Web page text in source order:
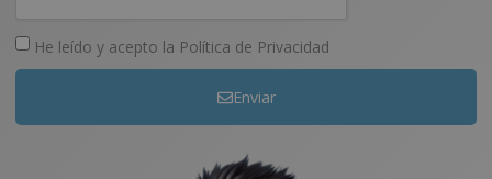
He leído y acepto la Política de Privacidad
Enviar